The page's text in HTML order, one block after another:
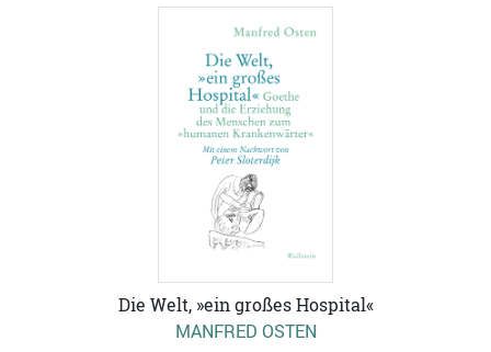
Die Welt, »ein großes Hospital«
MANFRED OSTEN